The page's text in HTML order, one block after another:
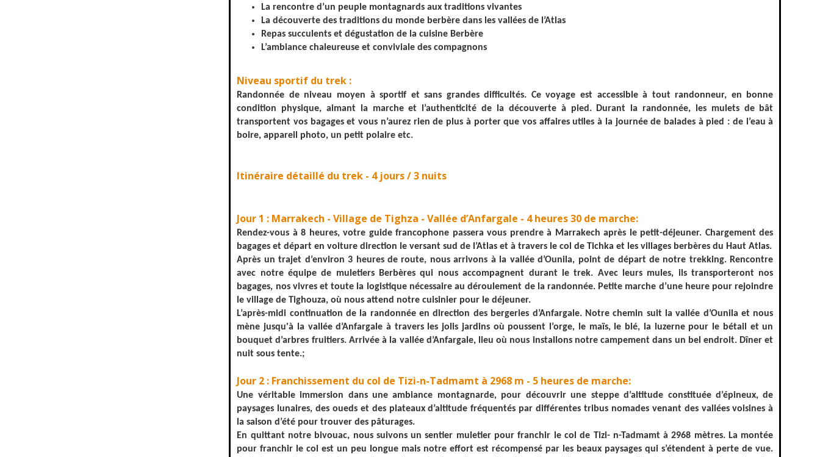
La rencontre d’un peuple montagnards aux traditions vivantes
La découverte des traditions du monde berbère dans les vallées de l’Atlas
Repas succulents et dégustation de la cuisine Berbère
L’ambiance chaleureuse et conviviale des compagnons
Niveau sportif du trek :
Randonnée de niveau moyen à sportif et sans grandes difficultés. Ce voyage est accessible à tout randonneur, en bonne
condition physique, aimant la marche et l’authenticité de la découverte à pied. Durant la randonnée, les mulets de bât
transportent vos bagages et vous n’aurez rien de plus à porter que vos affaires utiles à la journée de balades à pied : de l’eau à
boire, appareil photo, un petit polaire etc.
Itinéraire détaillé du trek - 4 jours / 3 nuits
Jour 1 : Marrakech - Village de Tighza - Vallée d’Anfargale - 4 heures 30 de marche:
Rendez-vous à 8 heures, votre guide francophone passera vous prendre à Marrakech après le petit-déjeuner. Chargement des
bagages et départ en voiture direction le versant sud de l’Atlas et à travers le col de Tichka et les villages berbères du Haut Atlas.
Après un trajet d’environ 3 heures de route, nous arrivons à la vallée d’Ounila, point de départ de notre trekking. Rencontre
avec notre équipe de muletiers Berbères qui nous accompagnent durant le trek. Avec leurs mules, ils transporteront nos
bagages, nos vivres et toute la logistique nécessaire au déroulement de la randonnée. Petite marche d’une heure pour rejoindre
le village de Tighouza, où nous attend notre cuisinier pour le déjeuner.
L’après-midi continuation de la randonnée en direction des bergeries d’Anfargale. Notre chemin suit la vallée d’Ounila et nous
mène jusqu'à la vallée d’Anfargale à travers les jolis jardins où poussent l’orge, le maïs, le blé, la luzerne pour le bétail et un
bouquet d’arbres fruitiers. Arrivée à la vallée d’Anfargale, lieu où nous installons notre campement dans un bel endroit. Dîner et
nuit sous tente.;
Jour 2 : Franchissement du col de Tizi-n-Tadmamt à 2968 m - 5 heures de marche:
Une véritable immersion dans une ambiance montagnarde, pour découvrir une steppe d’altitude constituée d’épineux, de
paysages lunaires, des oueds et des plateaux d’altitude fréquentés par différentes tribus nomades venant des vallées voisines à
la saison d’été pour trouver des pâturages.
En quittant notre bivouac, nous suivons un sentier muletier pour franchir le col de Tizi- n-Tadmamt à 2968 mètres. La montée
pour franchir le col est un peu longue mais notre effort est récompensé par les beaux paysages qui s’étendent à perte de vue.